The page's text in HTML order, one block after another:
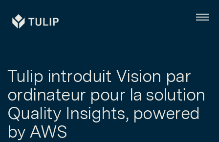
Tulip Menu
Tulip introduit Vision par
ordinateur pour la solution
Quality Insights, powered
by AWS